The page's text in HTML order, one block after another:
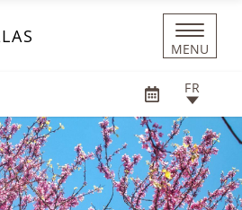
MENU
FR